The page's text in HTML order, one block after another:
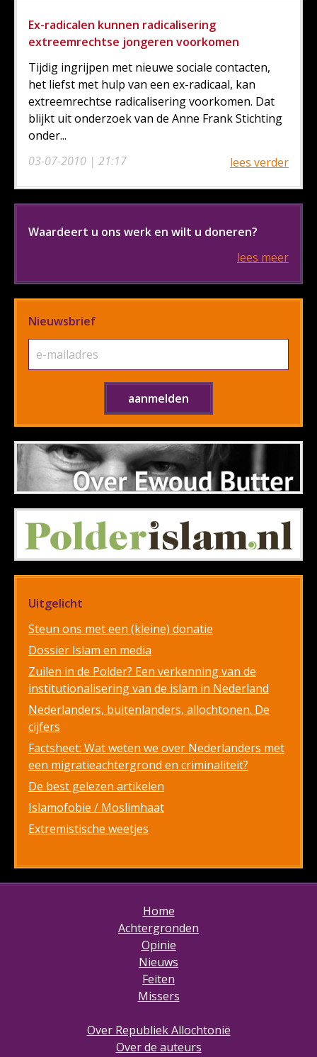
Ex-radicalen kunnen radicalisering
extreemrechtse jongeren voorkomen
03-07-2010 | 21:17
Tijdig ingrijpen met nieuwe sociale contacten,
het liefst met hulp van een ex-radicaal, kan
extreemrechtse radicalisering voorkomen. Dat
blijkt uit onderzoek van de Anne Frank Stichting
onder...
lees verder
Waardeert u ons werk en wilt u doneren?
lees meer
Nieuwsbrief
Uitgelicht
Steun ons met een (kleine) donatie
Dossier Islam en media
Zuilen in de Polder? Een verkenning van de
institutionalisering van de islam in Nederland
Nederlanders, buitenlanders, allochtonen. De
cijfers
Factsheet: Wat weten we over Nederlanders met
een migratieachtergrond en criminaliteit?
De best gelezen artikelen
Islamofobie / Moslimhaat
Extremistische weetjes
Home
Achtergronden
Opinie
Nieuws
Feiten
Missers
Over Republiek Allochtonië
Over de auteurs